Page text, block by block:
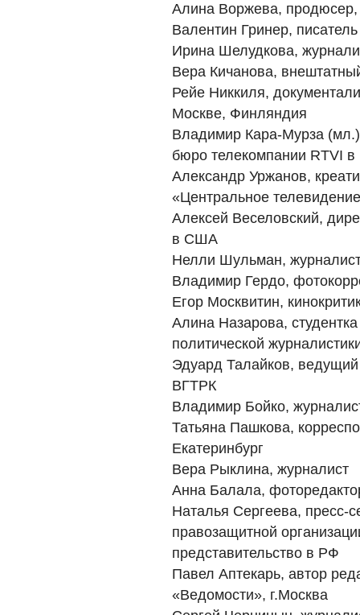
Алина Воржева,
Валентин Гринер,
Ирина Шелудкова,
Вера Кичанова,
Рейе Никкиля,
Москве, Финляндия
Владимир Кара-Мурза
бюро телекомпании RTVI
Александр Уржанов,
«Центральное
Алексей Веселовский,
в США
Нелли Шульман,
Владимир Гердо,
Егор Москвитин,
Алина Назарова,
политической
Эдуард Талайков,
ВГТРК
Владимир Бойко,
Татьяна Пашкова,
Екатеринбург
Вера Рыклина, журналист
Анна Балала,
Наталья Сергеева, пресс-
правозащитной
представительство в РФ
Павел Аптекарь, автор
«Ведомости», г.Москва